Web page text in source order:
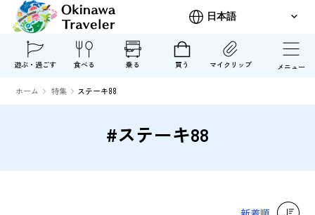
遊ぶ・過ごす 食べる 乗る 買う マイクリップ メニュー
ホーム 特集 ステーキ88
#ステーキ88